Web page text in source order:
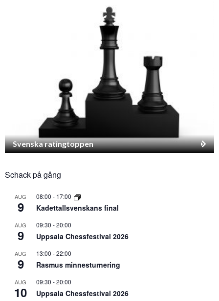
Svenska ratingtoppen
Schack på gång
AUG
9
08:00 - 17:00
Kadettallsvenskans final
AUG
9
09:30 -20:00
Uppsala Chessfestival 2026
AUG
9
13:00 -22:00
Rasmus minnesturnering
AUG
10
09:30 -20:00
Uppsala Chessfestival 2026